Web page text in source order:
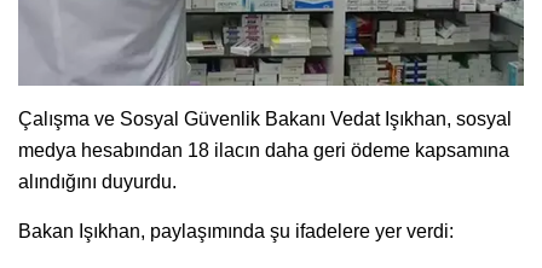
Çalışma ve Sosyal Güvenlik Bakanı Vedat Işıkhan, sosyal
medya hesabından 18 ilacın daha geri ödeme kapsamına
alındığını duyurdu.
Bakan Işıkhan, paylaşımında şu ifadelere yer verdi: